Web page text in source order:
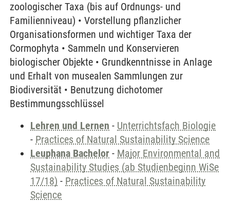
zoologischer Taxa (bis auf Ordnungs- und
Familienniveau) • Vorstellung pflanzlicher
Organisationsformen und wichtiger Taxa der
Cormophyta • Sammeln und Konservieren
biologischer Objekte • Grundkenntnisse in Anlage
und Erhalt von musealen Sammlungen zur
Biodiversität • Benutzung dichotomer
Bestimmungsschlüssel
Lehren und Lernen - Unterrichtsfach Biologie
- Practices of Natural Sustainability Science
Leuphana Bachelor - Major Environmental and
Sustainability Studies (ab Studienbeginn WiSe
17/18) - Practices of Natural Sustainability
Science